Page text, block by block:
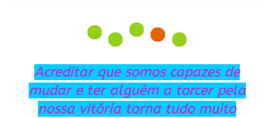
Acreditar que somos capazes de
mudar e ter alguém a torcer pela
nossa vitória torna tudo muito